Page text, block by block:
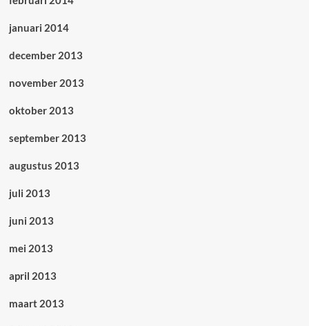
januari 2014
december 2013
november 2013
oktober 2013
september 2013
augustus 2013
juli 2013
juni 2013
mei 2013
april 2013
maart 2013